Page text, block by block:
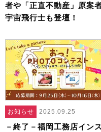
者や「正直不動産」原案者
宇宙飛行士も登壇！
お知らせ 2025.09.25
－終了－福岡工務店イン